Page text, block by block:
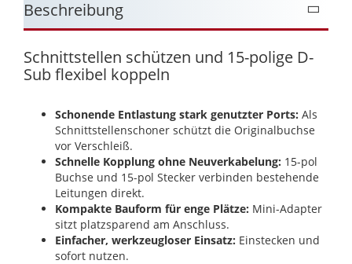
Beschreibung
Schnittstellen schützen und 15-polige D-
Sub flexibel koppeln
Schonende Entlastung stark genutzter Ports: Als
Schnittstellenschoner schützt die Originalbuchse
vor Verschleiß.
Schnelle Kopplung ohne Neuverkabelung: 15-pol
Buchse und 15-pol Stecker verbinden bestehende
Leitungen direkt.
Kompakte Bauform für enge Plätze: Mini-Adapter
sitzt platzsparend am Anschluss.
Einfacher, werkzeugloser Einsatz: Einstecken und
sofort nutzen.